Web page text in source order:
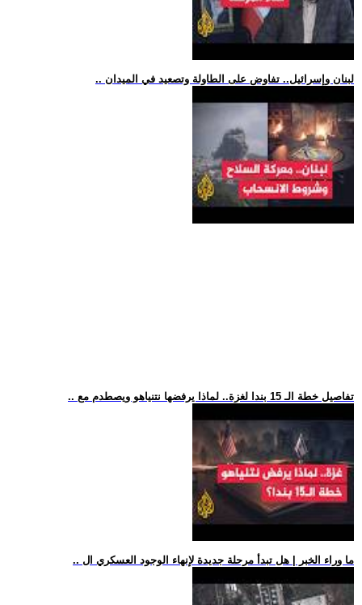
.. لبنان وإسرائيل.. تفاوض على الطاولة وتصعيد في الميدان
.. تفاصيل خطة الـ 15 بندا لغزة.. لماذا يرفضها نتنياهو ويصطدم مع
.. ما وراء الخبر | هل تبدأ مرحلة جديدة لإنهاء الوجود العسكري ال